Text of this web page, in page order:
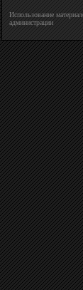
Использование
администрации